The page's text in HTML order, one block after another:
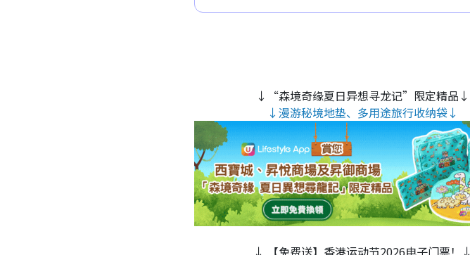
↓“森境奇缘夏日异想寻龙记”限定精品↓
↓漫游秘境地垫、多用途旅行收纳袋↓
↓ 【免费送】香港运动节2026电子门票！↓